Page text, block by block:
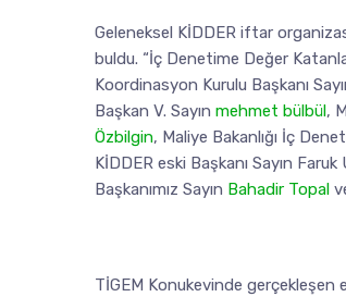
Geleneksel KİDDER iftar
buldu. “İç Denetime Değer
Koordinasyon Kurulu Başkanı
Başkan V. Sayın mehmet bülbül,
Özbilgin, Maliye Bakanlığı İç
KİDDER eski Başkanı Sayın
Başkanımız Sayın Bahadir Topal
TİGEM Konukevinde gerçekleşen